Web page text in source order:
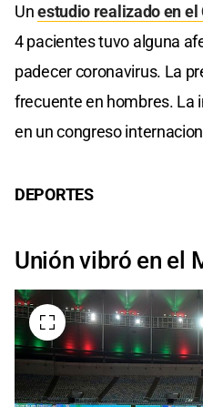
Unestudio realizado en el
4 pacientes tuvo alguna
padecer coronavirus. La
frecuente en hombres. La
en un congreso
DEPORTES
Unión vibró en el